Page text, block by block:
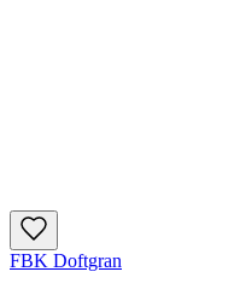
FBK Doftgran